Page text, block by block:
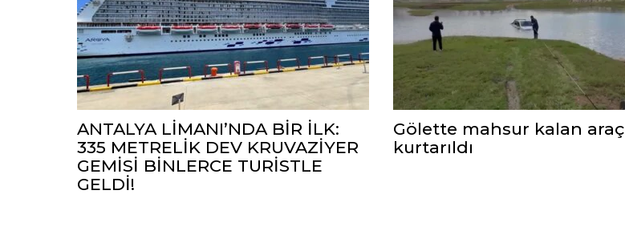
ANTALYA LİMANI’NDA BİR İLK:
335 METRELİK DEV KRUVAZİYER
GEMİSİ BİNLERCE TURİSTLE
GELDİ!
Gölette mahsur kalan araç
kurtarıldı